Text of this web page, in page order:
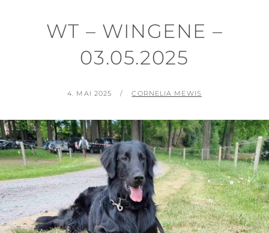
WT – WINGENE –
03.05.2025
POSTED
4. MAI 2025 BY
CORNELIA MEWIS